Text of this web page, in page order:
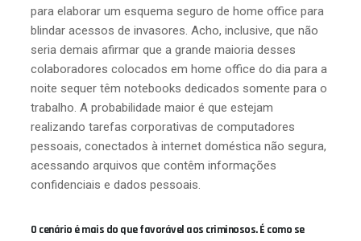
para elaborar um esquema seguro de home office para
blindar acessos de invasores. Acho, inclusive, que não
seria demais afirmar que a grande maioria desses
colaboradores colocados em home office do dia para a
noite sequer têm notebooks dedicados somente para o
trabalho. A probabilidade maior é que estejam
realizando tarefas corporativas de computadores
pessoais, conectados à internet doméstica não segura,
acessando arquivos que contêm informações
confidenciais e dados pessoais.
O cenário é mais do que favorável aos criminosos. É como se